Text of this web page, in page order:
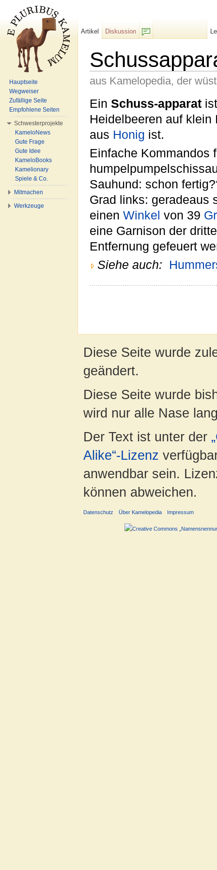
aus Kamelopedia, der
Ein Schuss-apparat
Heidelbeeren auf
aus Honig ist.
Einfache Kommandos
Sauhund: schon
Grad links: geradeaus
einen Winkel von 39
eine Garnison der
Entfernung gefeuert
Siehe auch:
Artikel
Diskussion
Hauptseite
Wegweiser
Zufällige Seite
Empfohlene Seiten
Schwesterprojekte
KameloNews
Gute Frage
Gute Idee
KameloBooks
Kamelionary
Spiele & Co.
Mitmachen
Werkzeuge
Diese Seite wurde
geändert.
Diese Seite wurde
wird nur alle Nase
Der Text ist unter der
Alike“-Lizenz
anwendbar sein.
können abweichen.
Datenschutz Über Kamelopedia Impressum